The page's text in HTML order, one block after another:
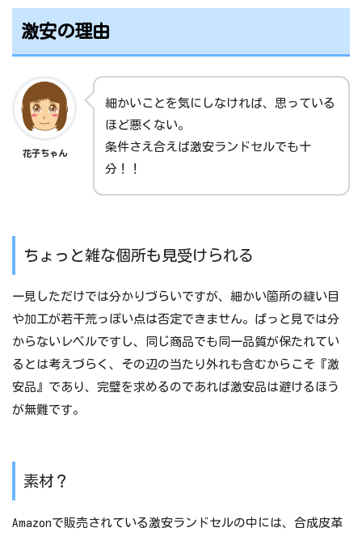
激安の理由
花子ちゃん
細かいことを気にしなければ、思っている
ほど悪くない。
条件さえ合えば激安ランドセルでも十
分！！
ちょっと雑な個所も見受けられる
一見しただけでは分かりづらいですが、細かい箇所の縫い目
や加工が若干荒っぽい点は否定できません。ぱっと見では分
からないレベルですし、同じ商品でも同一品質が保たれてい
るとは考えづらく、その辺の当たり外れも含むからこそ『激
安品』であり、完璧を求めるのであれば激安品は避けるほう
が無難です。
素材？
Amazonで販売されている激安ランドセルの中には、合成皮革